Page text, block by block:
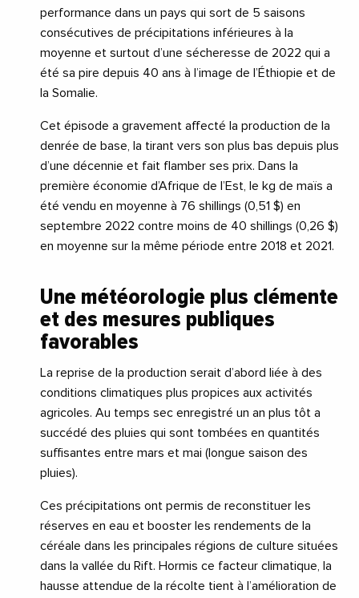
performance dans un pays qui sort de 5 saisons
consécutives de précipitations inférieures à la
moyenne et surtout d’une sécheresse de 2022 qui a
été sa pire depuis 40 ans à l’image de l’Éthiopie et de
la Somalie.
Cet épisode a gravement affecté la production de la
denrée de base, la tirant vers son plus bas depuis plus
d’une décennie et fait flamber ses prix. Dans la
première économie d’Afrique de l’Est, le kg de maïs a
été vendu en moyenne à 76 shillings (0,51 $) en
septembre 2022 contre moins de 40 shillings (0,26 $)
en moyenne sur la même période entre 2018 et 2021.
Une météorologie plus clémente
et des mesures publiques
favorables
La reprise de la production serait d’abord liée à des
conditions climatiques plus propices aux activités
agricoles. Au temps sec enregistré un an plus tôt a
succédé des pluies qui sont tombées en quantités
suffisantes entre mars et mai (longue saison des
pluies).
Ces précipitations ont permis de reconstituer les
réserves en eau et booster les rendements de la
céréale dans les principales régions de culture situées
dans la vallée du Rift. Hormis ce facteur climatique, la
hausse attendue de la récolte tient à l’amélioration de